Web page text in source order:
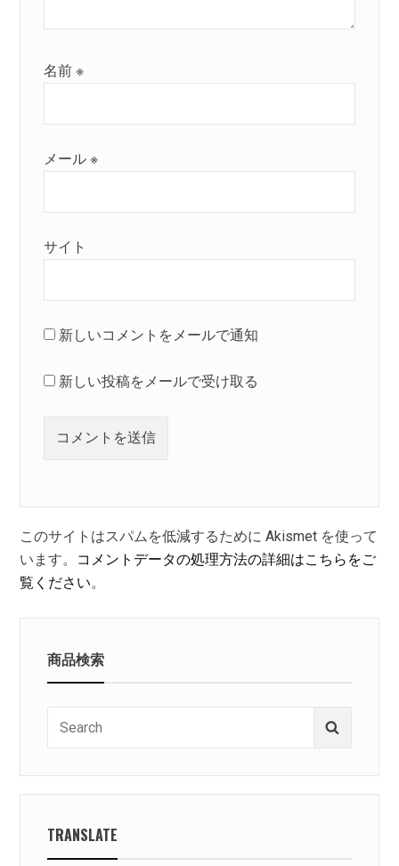
名前※
メール※
サイト
新しいコメントをメールで通知
新しい投稿をメールで受け取る
このサイトはスパムを低減するために Akismet を使って
います。 コメントデータの処理方法の詳細はこちらをご
覧ください。
商品検索
TRANSLATE